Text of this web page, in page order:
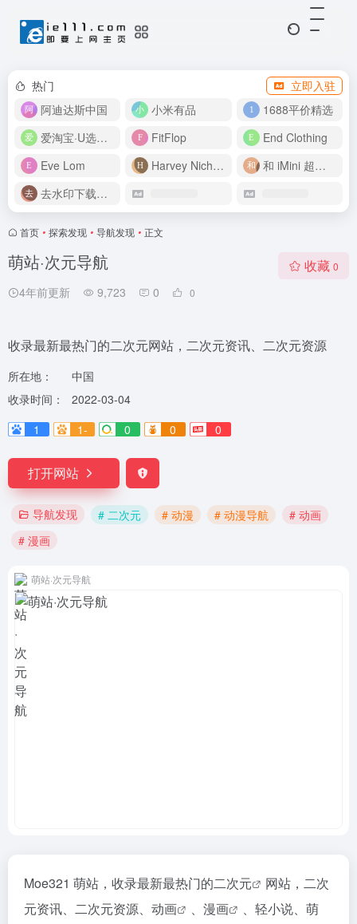
热门
立即入驻
阿迪达斯中国
小米有品
1688平价精选
爱淘宝·U选好价
FitFlop
End Clothing
Eve Lom
Harvey Nichols
和 iMini 超级智能体一起构建伟大作品
去水印下载视频
首页 • 探索发现 • 导航发现 • 正文
萌站·次元导航
4年前更新 9,723 0 0
收藏 0
收录最新最热门的二次元网站，二次元资讯、二次元资源
所在地：
中国
收录时间：
2022-03-04
1
1- 0 0 0
打开网站
导航发现 # 二次元 # 动漫 # 动漫导航
# 动画
# 漫画
萌站·次元导航
Moe321 萌站，收录最新最热门的二次元
网站，二次
元资讯、二次元资源、 动画 、 漫画
、轻小说、萌